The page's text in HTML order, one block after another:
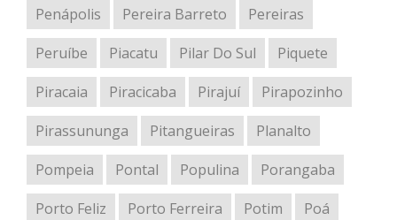
Penápolis
Pereira Barreto
Pereiras
Peruíbe
Piacatu Pilar Do Sul
Piquete
Piracaia
Piracicaba Pirajuí
Pirapozinho
Pirassununga
Pitangueiras
Planalto
Pompeia
Pontal Populina
Porangaba
Porto Feliz
Porto Ferreira Potim
Poá